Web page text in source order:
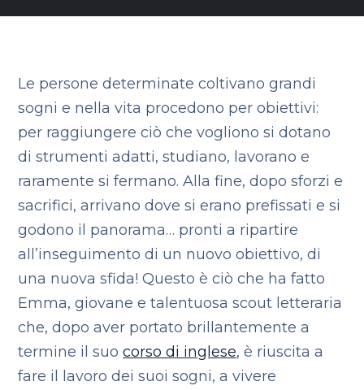
Le persone determinate coltivano grandi
sogni e nella vita procedono per obiettivi:
per raggiungere ciò che vogliono si dotano
di strumenti adatti, studiano, lavorano e
raramente si fermano. Alla fine, dopo sforzi e
sacrifici, arrivano dove si erano prefissati e si
godono il panorama… pronti a ripartire
all’inseguimento di un nuovo obiettivo, di
una nuova sfida! Questo è ciò che ha fatto
Emma, giovane e talentuosa scout letteraria
che, dopo aver portato brillantemente a
termine il suocorso di inglese, è riuscita a
fare il lavoro dei suoi sogni, a vivere